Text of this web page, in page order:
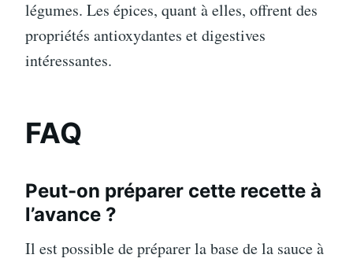
légumes. Les épices, quant à elles, offrent des
propriétés antioxydantes et digestives
intéressantes.
FAQ
Peut-on préparer cette recette à
l’avance ?
Il est possible de préparer la base de la sauce à